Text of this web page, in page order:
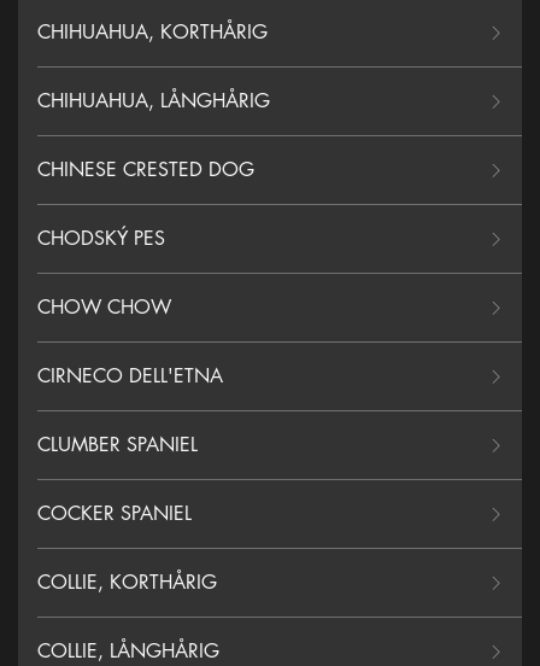
CHIHUAHUA, KORTHÅRIG
CHIHUAHUA, LÅNGHÅRIG
CHINESE CRESTED DOG
CHODSKÝ PES
CHOW CHOW
CIRNECO DELL'ETNA
CLUMBER SPANIEL
COCKER SPANIEL
COLLIE, KORTHÅRIG
COLLIE, LÅNGHÅRIG